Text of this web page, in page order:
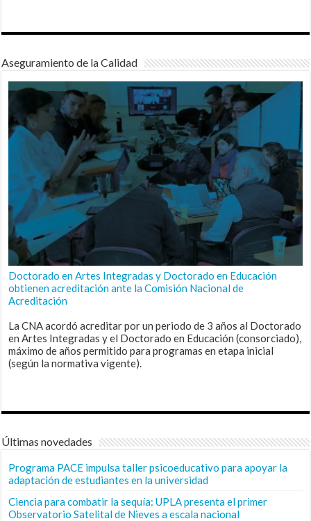
Aseguramiento de la Calidad
Doctorado en Artes Integradas y Doctorado en Educación
obtienen acreditación ante la Comisión Nacional de
Acreditación
La CNA acordó acreditar por un periodo de 3 años al Doctorado
en Artes Integradas y el Doctorado en Educación (consorciado),
máximo de años permitido para programas en etapa inicial
(según la normativa vigente).
Últimas novedades
Programa PACE impulsa taller psicoeducativo para apoyar la
adaptación de estudiantes en la universidad
Ciencia para combatir la sequía: UPLA presenta el primer
Observatorio Satelital de Nieves a escala nacional